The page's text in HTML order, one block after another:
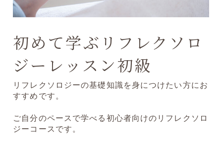
初めて学ぶリフレクソロ
ジーレッスン初級
リフレクソロジーの基礎知識を身につけたい方にお
すすめです。
ご自分のペースで学べる初心者向けのリフレクソロ
ジーコースです。